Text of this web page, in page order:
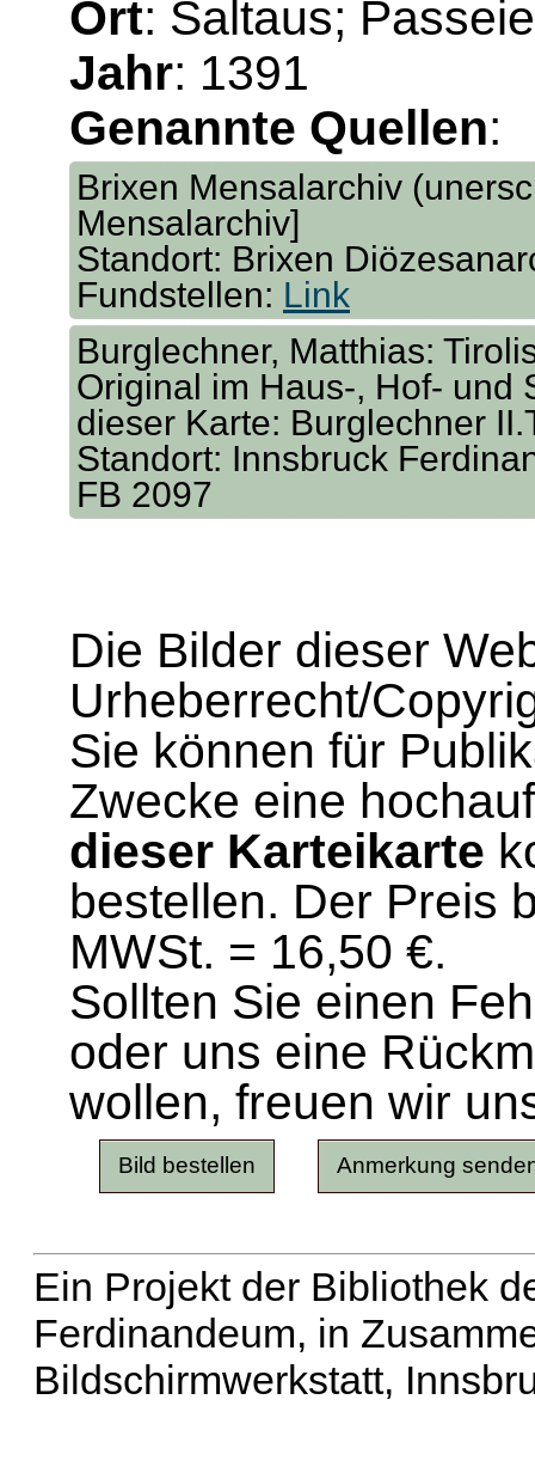
Ort: Saltaus;
Jahr: 1391
Genannte Quellen:
Brixen Mensalarchiv
Mensalarchiv]
Standort: Brixen
Fundstellen: Link
Burglechner, Matthias:
Original im Haus-, Hof- und
dieser Karte: Burglechner
Standort: Innsbruck
FB 2097
Die Bilder dieser
Urheberrecht/
Sie können für
Zwecke eine
dieser Karteikarte
bestellen. Der Preis
MWSt. = 16,50 €.
Sollten Sie einen
oder uns eine
wollen, freuen wir
Ein Projekt der Bibliothek
Ferdinandeum, in
Bildschirmwerkstatt,